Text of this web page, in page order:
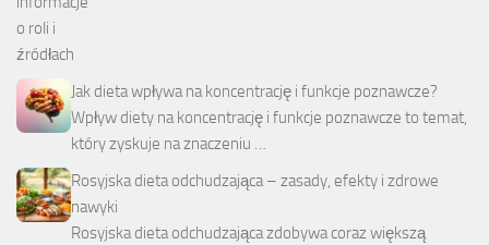
Jak dieta wpływa na koncentrację i funkcje poznawcze?
Wpływ diety na koncentrację i funkcje poznawcze to temat,
który zyskuje na znaczeniu …
Rosyjska dieta odchudzająca – zasady, efekty i zdrowe
nawyki
Rosyjska dieta odchudzająca zdobywa coraz większą